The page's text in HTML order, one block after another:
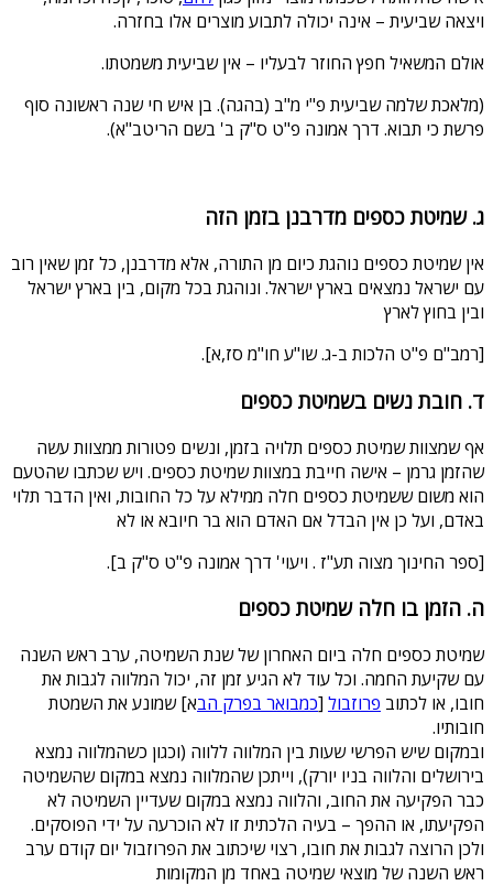
ויצאה שביעית – אינה יכולה לתבוע מוצרים אלו בחזרה.
אולם המשאיל חפץ החוזר לבעליו – אין שביעית משמטתו.
(מלאכת שלמה שביעית פ"י מ"ב (בהגה). בן איש חי שנה ראשונה סוף
פרשת כי תבוא. דרך אמונה פ"ט ס"ק ב' בשם הריטב"א).
ג. שמיטת כספים מדרבנן בזמן הזה
אין שמיטת כספים נוהגת כיום מן התורה, אלא מדרבנן, כל זמן שאין רוב
עם ישראל נמצאים בארץ ישראל. ונוהגת בכל מקום, בין בארץ ישראל
ובין בחוץ לארץ
[רמב"ם פ"ט הלכות ב-ג. שו"ע חו"מ סז,א].
ד. חובת נשים בשמיטת כספים
אף שמצוות שמיטת כספים תלויה בזמן, ונשים פטורות ממצוות עשה
שהזמן גרמן – אישה חייבת במצוות שמיטת כספים. ויש שכתבו שהטעם
הוא משום ששמיטת כספים חלה ממילא על כל החובות, ואין הדבר תלוי
באדם, ועל כן אין הבדל אם האדם הוא בר חיובא או לא
[ספר החינוך מצוה תע"ז . ויעוי' דרך אמונה פ"ט ס"ק ב].
ה. הזמן בו חלה שמיטת כספים
שמיטת כספים חלה ביום האחרון של שנת השמיטה, ערב ראש השנה
עם שקיעת החמה. וכל עוד לא הגיע זמן זה, יכול המלווה לגבות את
חובו, או לכתוב פרוזבול [כמבואר בפרק הבא] שמונע את השמטת
חובותיו.
ובמקום שיש הפרשי שעות בין המלווה ללווה (וכגון כשהמלווה נמצא
בירושלים והלווה בניו יורק), וייתכן שהמלווה נמצא במקום שהשמיטה
כבר הפקיעה את החוב, והלווה נמצא במקום שעדיין השמיטה לא
הפקיעתו, או ההפך – בעיה הלכתית זו לא הוכרעה על ידי הפוסקים.
ולכן הרוצה לגבות את חובו, רצוי שיכתוב את הפרוזבול יום קודם ערב
ראש השנה של מוצאי שמיטה באחד מן המקומות